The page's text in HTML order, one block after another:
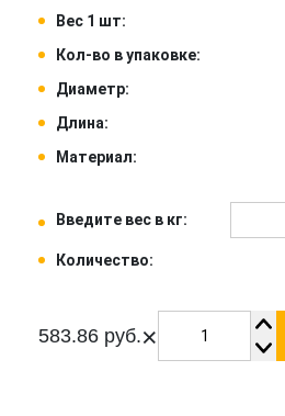
Вес 1 шт:
Кол-во в упаковке:
Диаметр:
Длина:
Материал:
Введите вес в кг:
Количество:
583.86 руб.×